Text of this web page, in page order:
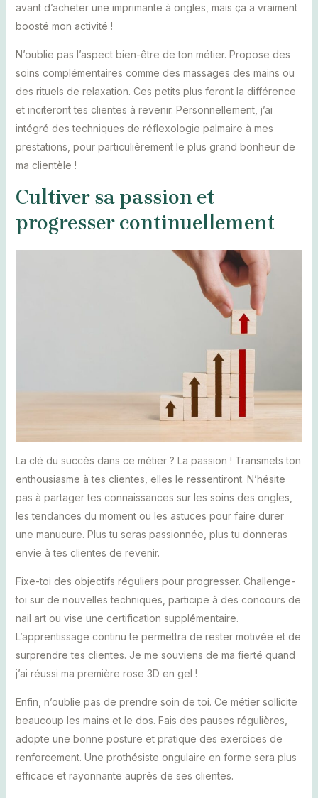
avant d’acheter une imprimante à ongles, mais ça a vraiment
boosté mon activité !
N’oublie pas l’aspect bien-être de ton métier. Propose des
soins complémentaires comme des massages des mains ou
des rituels de relaxation. Ces petits plus feront la différence
et inciteront tes clientes à revenir. Personnellement, j’ai
intégré des techniques de réflexologie palmaire à mes
prestations, pour particulièrement le plus grand bonheur de
ma clientèle !
Cultiver sa passion et
progresser continuellement
La clé du succès dans ce métier ? La passion ! Transmets ton
enthousiasme à tes clientes, elles le ressentiront. N’hésite
pas à partager tes connaissances sur les soins des ongles,
les tendances du moment ou les astuces pour faire durer
une manucure. Plus tu seras passionnée, plus tu donneras
envie à tes clientes de revenir.
Fixe-toi des objectifs réguliers pour progresser. Challenge-
toi sur de nouvelles techniques, participe à des concours de
nail art ou vise une certification supplémentaire.
L’apprentissage continu te permettra de rester motivée et de
surprendre tes clientes. Je me souviens de ma fierté quand
j’ai réussi ma première rose 3D en gel !
Enfin, n’oublie pas de prendre soin de toi. Ce métier sollicite
beaucoup les mains et le dos. Fais des pauses régulières,
adopte une bonne posture et pratique des exercices de
renforcement. Une prothésiste ongulaire en forme sera plus
efficace et rayonnante auprès de ses clientes.